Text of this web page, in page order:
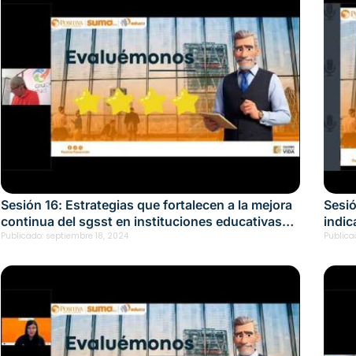
Sesión 16: Estrategias que fortalecen a la mejora
continua del sgsst en instituciones educativas
Fecha: septiembre 18, 2024
Publicado: septiembre 18, 2024